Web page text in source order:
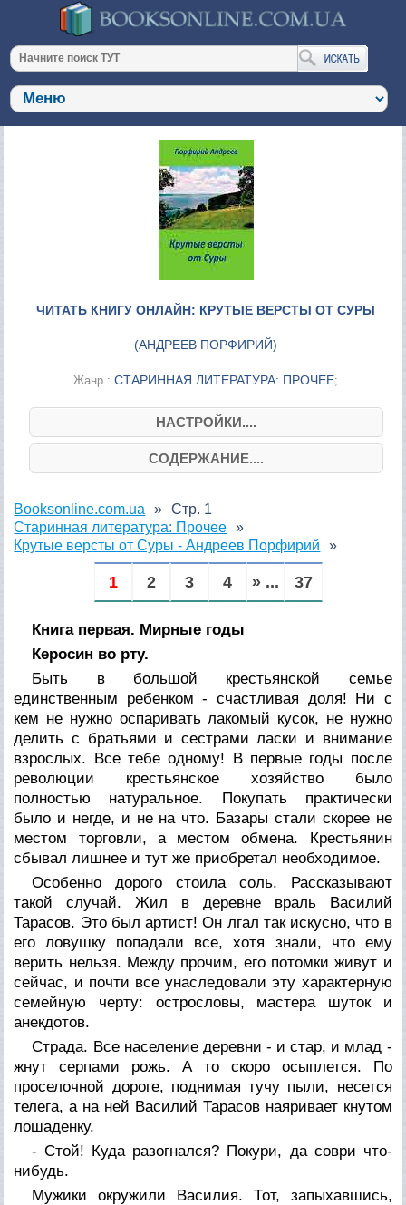
ЧИТАТЬ КНИГУ ОНЛАЙН: КРУТЫЕ ВЕРСТЫ ОТ СУРЫ
(АНДРЕЕВ ПОРФИРИЙ)
Жанр :СТАРИННАЯ ЛИТЕРАТУРА: ПРОЧЕЕ;
НАСТРОЙКИ....
СОДЕРЖАНИЕ....
Booksonline.com.ua
Старинная литература: Прочее
Крутые версты от Суры - Андреев Порфирий
Стр. 1
1 2 3 4 » ... 37
Книга первая. Мирные годы
Керосин во рту.
Быть в большой крестьянской семье
единственным ребенком - счастливая доля! Ни с
кем не нужно оспаривать лакомый кусок, не нужно
делить с братьями и сестрами ласки и внимание
взрослых. Все тебе одному! В первые годы после
революции крестьянское хозяйство было
полностью натуральное. Покупать практически
было и негде, и не на что. Базары стали скорее не
местом торговли, а местом обмена. Крестьянин
сбывал лишнее и тут же приобретал необходимое.
Особенно дорого стоила соль. Рассказывают
такой случай. Жил в деревне враль Василий
Тарасов. Это был артист! Он лгал так искусно, что в
его ловушку попадали все, хотя знали, что ему
верить нельзя. Между прочим, его потомки живут и
сейчас, и почти все унаследовали эту характерную
семейную черту: острословы, мастера шуток и
анекдотов.
Страда. Все население деревни - и стар, и млад -
жнут серпами рожь. А то скоро осыплется. По
проселочной дороге, поднимая тучу пыли, несется
телега, а на ней Василий Тарасов наяривает кнутом
лошаденку.
- Стой! Куда разогнался? Покури, да соври что-
нибудь.
Мужики окружили Василия. Тот, запыхавшись,